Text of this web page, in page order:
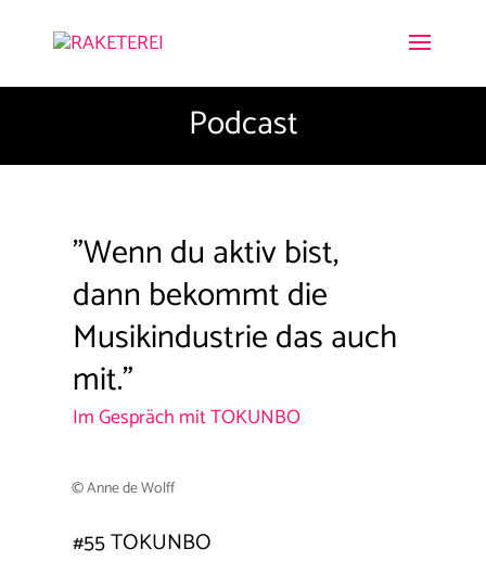
Podcast
"Wenn du aktiv bist,
dann bekommt die
Musikindustrie das auch
mit."
Im Gespräch mit TOKUNBO
© Anne de Wolff
#55 TOKUNBO